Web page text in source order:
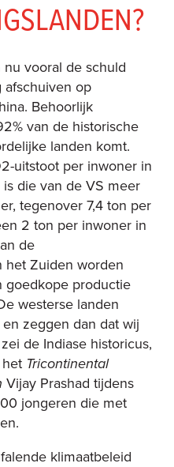
vooral de schuld
afschuiven op
Behoorlijk
van de historische
landen komt.
uitstoot per inwoner in
die van de VS meer
tegenover 7,4 ton per
2 ton per inwoner in
de
het Zuiden worden
goedkope productie
westerse landen
zeggen dan dat wij
de Indiase historicus,
Tricontinental
Vijay Prashad tijdens
jongeren die met
klimaatbeleid